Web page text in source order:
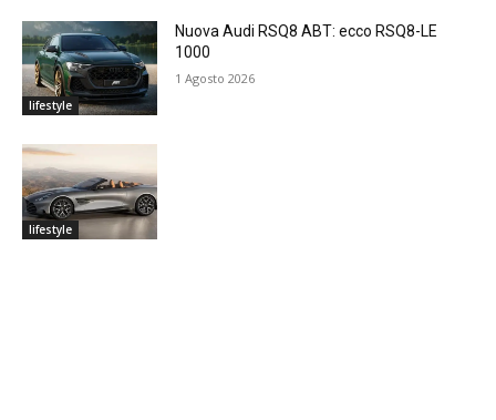
lifestyle
Nuova Audi RSQ8 ABT: ecco RSQ8-LE
1000
1 Agosto 2026
lifestyle